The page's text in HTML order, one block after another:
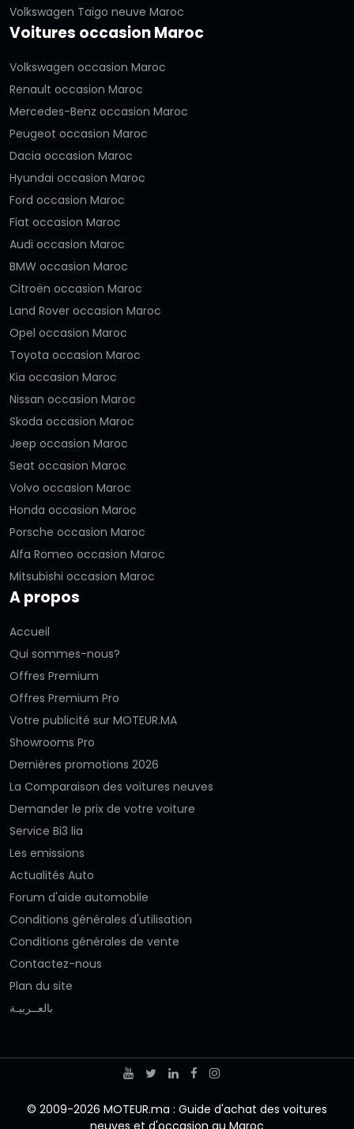
Volkswagen Taigo neuve Maroc
Voitures occasion Maroc
Volkswagen occasion Maroc
Renault occasion Maroc
Mercedes-Benz occasion Maroc
Peugeot occasion Maroc
Dacia occasion Maroc
Hyundai occasion Maroc
Ford occasion Maroc
Fiat occasion Maroc
Audi occasion Maroc
BMW occasion Maroc
Citroën occasion Maroc
Land Rover occasion Maroc
Opel occasion Maroc
Toyota occasion Maroc
Kia occasion Maroc
Nissan occasion Maroc
Skoda occasion Maroc
Jeep occasion Maroc
Seat occasion Maroc
Volvo occasion Maroc
Honda occasion Maroc
Porsche occasion Maroc
Alfa Romeo occasion Maroc
Mitsubishi occasion Maroc
A propos
Accueil
Qui sommes-nous?
Offres Premium
Offres Premium Pro
Votre publicité sur MOTEUR.MA
Showrooms Pro
Dernières promotions 2026
La Comparaison des voitures neuves
Demander le prix de votre voiture
Service Bi3 lia
Les emissions
Actualités Auto
Forum d'aide automobile
Conditions générales d'utilisation
Conditions générales de vente
Contactez-nous
Plan du site
بالعــربيـة
© 2009-2026 MOTEUR.ma : Guide d'achat des voitures
neuves et d'occasion au Maroc